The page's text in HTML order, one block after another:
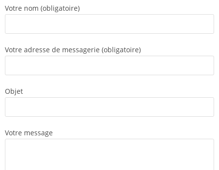
Votre nom (obligatoire)
Votre adresse de messagerie (obligatoire)
Objet
Votre message